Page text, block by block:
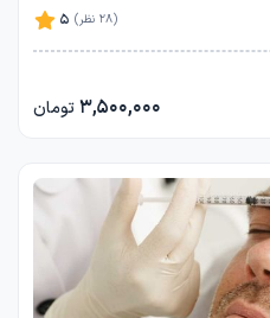
5
(28 نظر)
3,500,000تومان